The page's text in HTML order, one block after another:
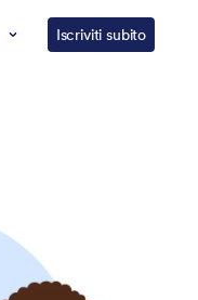
Iscriviti subito